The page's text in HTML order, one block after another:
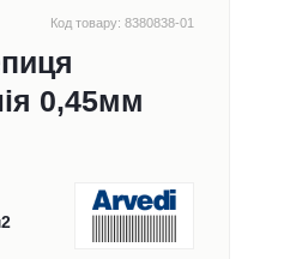
Код товару: 8380838-01
0,45мм